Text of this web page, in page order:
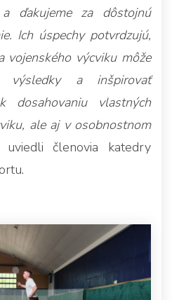
ďakujeme za dôstojnú
Ich úspechy potvrdzujú,
vojenského výcviku môže
výsledky a inšpirovať
dosahovaniu vlastných
ale aj v osobnostnom
členovia katedry